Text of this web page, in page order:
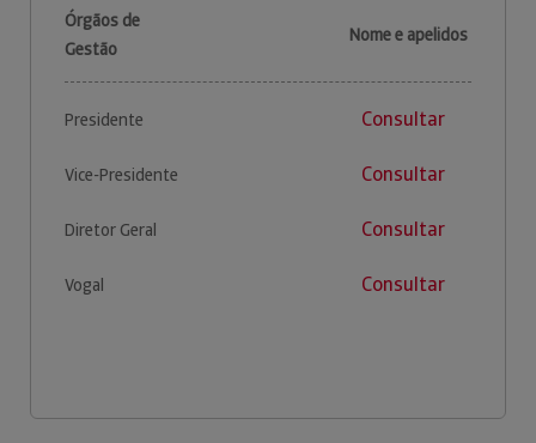
Órgãos de
Gestão
Nome e apelidos
Presidente Consultar
Vice-Presidente Consultar
Diretor Geral Consultar
Vogal Consultar